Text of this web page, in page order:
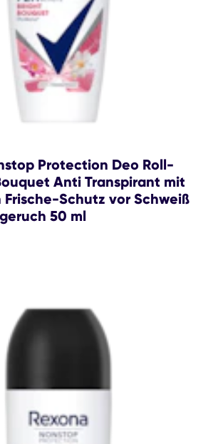
Protection Deo Roll-
Anti Transpirant mit
Frische-Schutz vor Schweiß
50 ml